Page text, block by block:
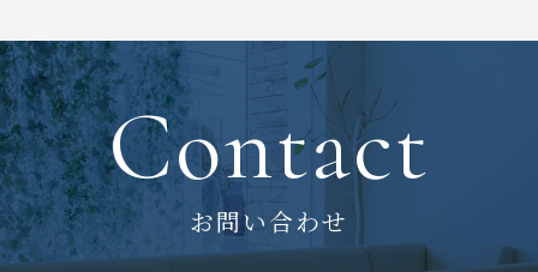
Contact
お問い合わせ